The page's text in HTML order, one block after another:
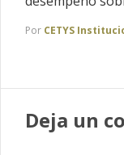
Por CETYS
Deja un